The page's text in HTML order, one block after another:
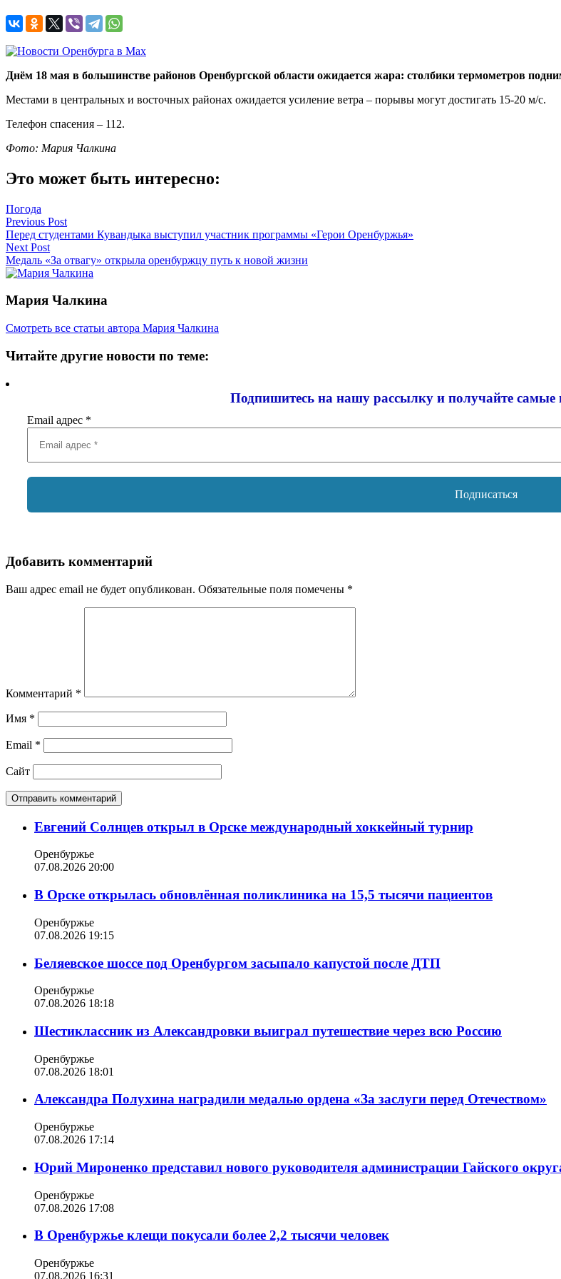
Днём 18 мая в большинстве районов Оренбургской области ожидается жара: столбики термометров
Местами в центральных и восточных районах ожидается усиление ветра – порывы могут достигать 15-20 м/с.
Телефон спасения – 112.
Фото: Мария Чалкина
Это может быть интересно:
Погода
Навигация
по
записям
Previous Post
Перед студентами Кувандыка выступил участник программы «Герои Оренбуржья»
Next Post
Медаль «За отвагу» открыла оренбуржцу путь к новой жизни
Мария Чалкина
Смотреть все статьи автора Мария Чалкина
Читайте другие новости по теме:
Подпишитесь на нашу рассылку и получайте самые
Email адрес *
Добавить комментарий
Ваш адрес email не будет опубликован. Обязательные поля помечены *
Комментарий *
Имя *
Email *
Сайт
Евгений Солнцев открыл в Орске международный хоккейный турнир
Оренбуржье
07.08.2026 20:00
В Орске открылась обновлённая поликлиника на 15,5 тысячи пациентов
Оренбуржье
07.08.2026 19:15
Беляевское шоссе под Оренбургом засыпало капустой после ДТП
Оренбуржье
07.08.2026 18:18
Шестиклассник из Александровки выиграл путешествие через всю Россию
Оренбуржье
07.08.2026 18:01
Александра Полухина наградили медалью ордена «За заслуги перед Отечеством»
Оренбуржье
07.08.2026 17:14
Юрий Мироненко представил нового руководителя администрации Гайского
Оренбуржье
07.08.2026 17:08
В Оренбуржье клещи покусали более 2,2 тысячи человек
Оренбуржье
07.08.2026 16:31